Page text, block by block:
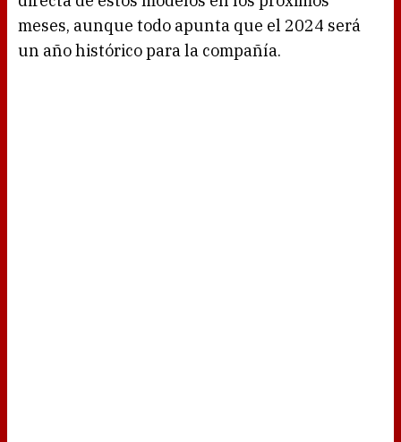
meses, aunque todo apunta que el 2024 será
un año histórico para la compañía.